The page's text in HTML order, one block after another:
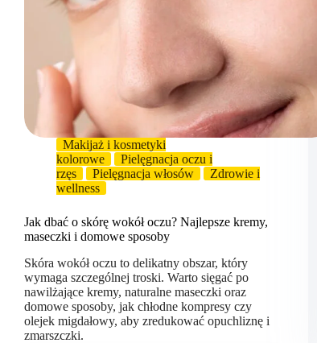
Makijaż i kosmetyki
kolorowe
Pielęgnacja oczu i
rzęs
Pielęgnacja włosów
Zdrowie i
wellness
Jak dbać o skórę wokół oczu? Najlepsze kremy,
maseczki i domowe sposoby
Skóra wokół oczu to delikatny obszar, który
wymaga szczególnej troski. Warto sięgać po
nawilżające kremy, naturalne maseczki oraz
domowe sposoby, jak chłodne kompresy czy
olejek migdałowy, aby zredukować opuchliznę i
zmarszczki.